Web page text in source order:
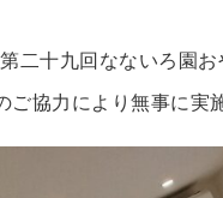
二十九回なないろ園
ご協力により無事に実